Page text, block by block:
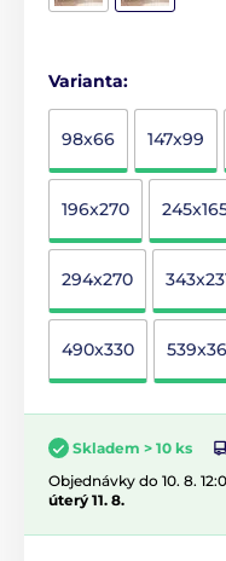
Varianta:
98x66 147x99
196x270
294x270
490x330
Skladem > 10 ks
Objednávky do 10. 8.
úterý 11. 8.